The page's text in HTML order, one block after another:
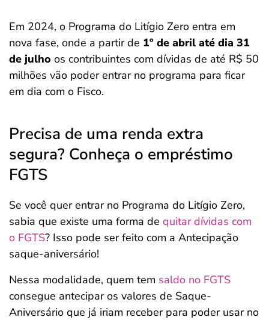
Em 2024, o Programa do Litígio Zero entra em
nova fase, onde a partir de 1º de abril até dia 31
de julho os contribuintes com dívidas de até R$ 50
milhões vão poder entrar no programa para ficar
em dia com o Fisco.
Precisa de uma renda extra
segura? Conheça o empréstimo
FGTS
Se você quer entrar no Programa do Litígio Zero,
sabia que existe uma forma de quitar dívidas com
o FGTS? Isso pode ser feito com a Antecipação
saque-aniversário!
Nessa modalidade, quem tem saldo no FGTS
consegue antecipar os valores de Saque-
Aniversário que já iriam receber para poder usar no